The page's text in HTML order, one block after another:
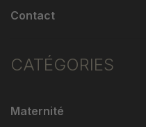
Contact
CATÉGORIES
Maternité